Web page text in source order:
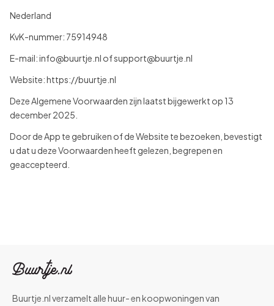
Nederland
KvK-nummer: 75914948
E-mail: info@buurtje.nl of support@buurtje.nl
Website: https://buurtje.nl
Deze Algemene Voorwaarden zijn laatst bijgewerkt op 13
december 2025.
Door de App te gebruiken of de Website te bezoeken, bevestigt
u dat u deze Voorwaarden heeft gelezen, begrepen en
geaccepteerd.
Buurtje.nl verzamelt alle huur- en koopwoningen van